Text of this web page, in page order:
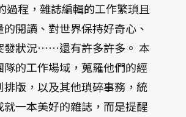
程，雜誌編輯的工作繁瑣且
閱讀、對世界保持好奇心、
發狀況……還有許多許多。 本
的工作場域，蒐羅他們的經
版，以及其他瑣碎事務，統
一本美好的雜誌，而是提醒